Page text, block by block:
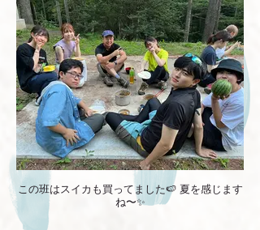
この班はスイカも買ってました🍉 夏を感じます
ね〜✨